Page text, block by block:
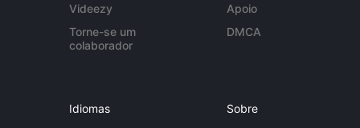
Videezy
Torne-se um
colaborador
Apoio
DMCA
Idiomas Sobre